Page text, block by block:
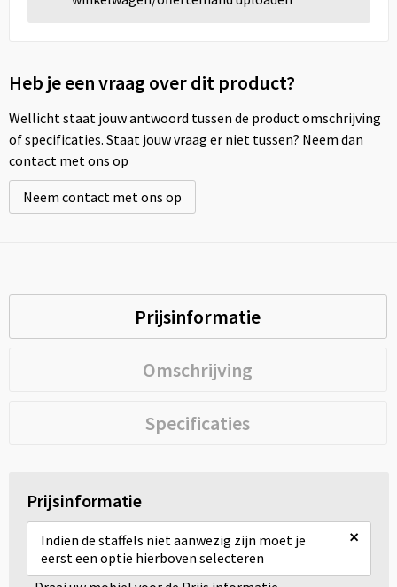
Heb je een vraag over dit product?
Wellicht staat jouw antwoord tussen de product omschrijving
of specificaties. Staat jouw vraag er niet tussen? Neem dan
contact met ons op
Neem contact met ons op
Prijsinformatie
Omschrijving
Specificaties
Prijsinformatie
Indien de staffels niet aanwezig zijn moet je
eerst een optie hierboven selecteren
×